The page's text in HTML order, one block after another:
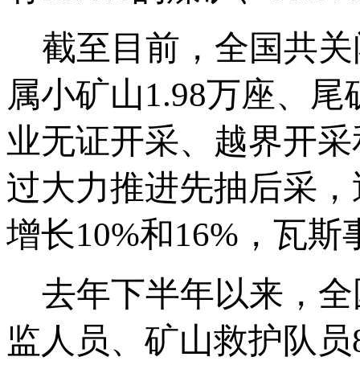
截至目前，全国共关
属小矿山1.98万座、
业无证开采、越界开
过大力推进先抽后采
增长10%和16%，瓦斯
去年下半年以来，全
监人员、矿山救护队